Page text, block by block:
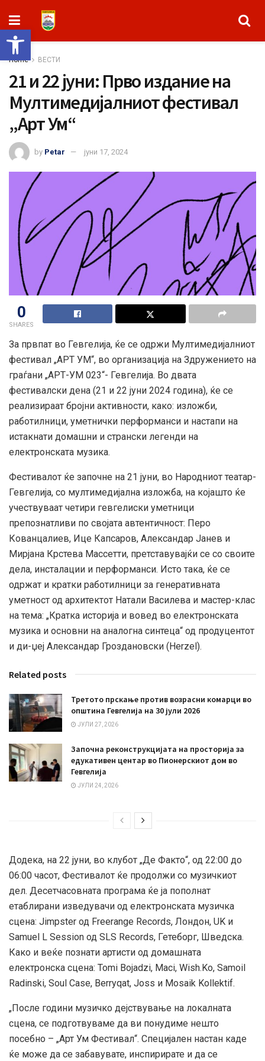
Open toolbar
Home ВЕСТИ
21 и 22 јуни: Прво издание на
Мултимедијалниот фестивал
„Арт Ум“
by Petar јуни 17, 2024
0
SHARES
За првпат во Гевгелија, ќе се одржи Мултимедијалниот
фестивал „АРТ УМ“, во организација на Здружението на
граѓани „АРТ-УМ 023“- Гевгелија. Во двата
фестивалски дена (21 и 22 јуни 2024 година), ќе се
реализираат бројни активности, како: изложби,
работилници, уметнички перформанси и настапи на
истакнати домашни и странски легенди на
електронската музика.
Фестивалот ќе започне на 21 јуни, во Народниот театар-
Гевгелија, со мултимедијална изложба, на којашто ќе
учествуваат четири гевгелиски уметници
препознатливи по својата автентичност: Перо
Кованцалиев, Ице Капсаров, Александар Јанев и
Мирјана Крстева Массетти, претставувајќи се со своите
дела, инсталации и перформанси. Исто така, ќе се
одржат и кратки работилници за генеративната
уметност од архитектот Натали Василева и мастер-клас
на тема: „Кратка историја и вовед во електронската
музика и основни на аналогна синтеца“ од продуцентот
и ди-џеј Александар Гроздановски (Herzel).
Related posts
Третото прскање против возрасни комарци во
општина Гевгелија на 30 јули 2026
ЈУЛИ 27, 2026
Започна реконструкцијата на просторија за
едукативен центар во Пионерскиот дом во
Гевгелија
ЈУЛИ 24, 2026
Додека, на 22 јуни, во клубот „Де Факто“, од 22:00 до
06:00 часот, Фестивалот ќе продолжи со музичкиот
дел. Десетчасовната програма ќе ја пополнат
етаблирани изведувачи од електронската музичка
сцена: Jimpster од Freerange Records, Лондон, UK и
Samuel L Session од SLS Records, Гетеборг, Шведска.
Како и веќе познати артисти од домашната
електронска сцена: Tomi Bojadzi, Maci, Wish.Ko, Samoil
Radinski, Soul Case, Berryqat, Joss и Mosaik Kollektif.
„После години музичко дејствување на локалната
сцена, се подготвуваме да ви понудиме нешто
посебно – „Арт Ум Фестивал“. Специјален настан каде
ќе може да се забавувате, инспирирате и да се